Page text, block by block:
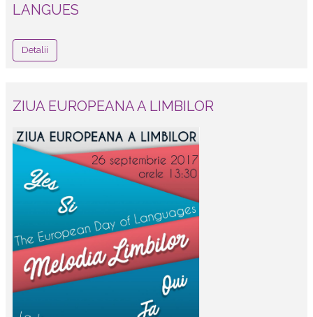
LANGUES
Detalii
ZIUA EUROPEANA A LIMBILOR